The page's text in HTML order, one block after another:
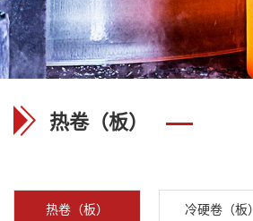
热卷（板）
热卷（板） 冷硬卷（板）